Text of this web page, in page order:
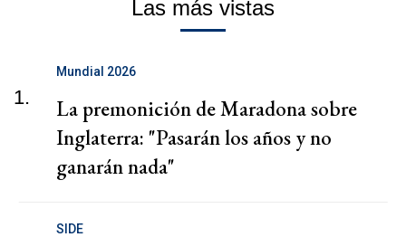
Las más vistas
1.
Mundial 2026
La premonición de Maradona sobre
Inglaterra: "Pasarán los años y no
ganarán nada"
SIDE